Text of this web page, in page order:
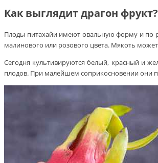
Как выглядит драгон фрукт?
Плоды питахайи имеют овальную форму и по
малинового или розового цвета. Мякоть
Сегодня культивируются белый, красный и
плодов. При малейшем соприкосновении они